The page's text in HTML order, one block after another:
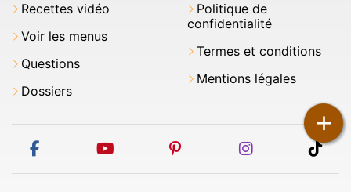
+
Recettes vidéo
Voir les menus
Questions
Dossiers
Politique de
confidentialité
Termes et conditions
Mentions légales
facebook youtube pinterest instagram